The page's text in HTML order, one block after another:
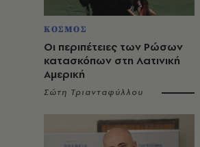
ΚΟΣΜΟΣ
Οι περιπέτειες των Ρώσων
κατασκόπων στη Λατινική
Αμερική
Σώτη Τριανταφύλλου